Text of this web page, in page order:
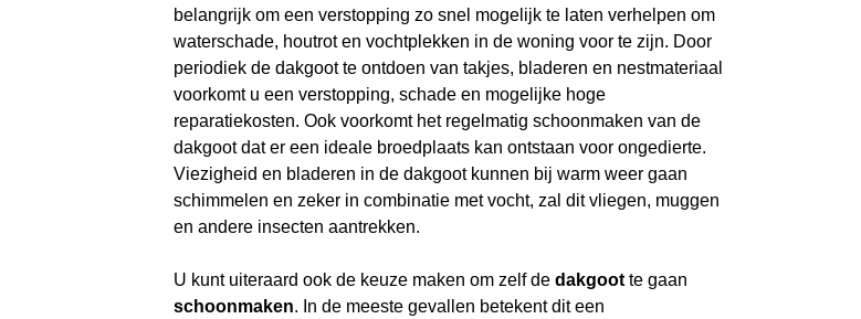
belangrijk om een verstopping zo snel mogelijk te laten verhelpen om
waterschade, houtrot en vochtplekken in de woning voor te zijn. Door
periodiek de dakgoot te ontdoen van takjes, bladeren en nestmateriaal
voorkomt u een verstopping, schade en mogelijke hoge
reparatiekosten. Ook voorkomt het regelmatig schoonmaken van de
dakgoot dat er een ideale broedplaats kan ontstaan voor ongedierte.
Viezigheid en bladeren in de dakgoot kunnen bij warm weer gaan
schimmelen en zeker in combinatie met vocht, zal dit vliegen, muggen
en andere insecten aantrekken.
U kunt uiteraard ook de keuze maken om zelf de dakgoot te gaan
schoonmaken. In de meeste gevallen betekent dit een